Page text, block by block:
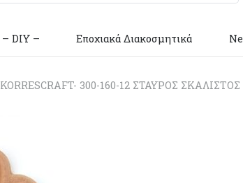
– DIY – Εποχιακά Διακοσμητικά
KORRESCRAFT- 300-160-12 ΣΤΑΥΡΟΣ